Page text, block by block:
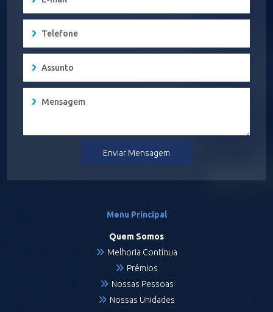
Enviar Mensagem
Menu Principal
Quem Somos
Melhoria Contínua
Prêmios
Nossas Pessoas
Nossas Unidades